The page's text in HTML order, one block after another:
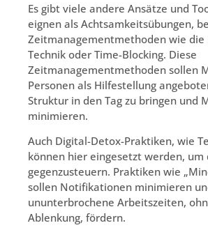
Es gibt viele andere Ansätze und
eignen als Achtsamkeitsübungen,
Zeitmanagementmethoden wie die
Technik oder Time-Blocking. Diese
Zeitmanagementmethoden sollen
Personen als Hilfestellung
Struktur in den Tag zu bringen und
minimieren.
Auch Digital-Detox-Praktiken, wie
können hier eingesetzt werden,
gegenzusteuern. Praktiken wie
sollen Notifikationen minimieren
ununterbrochene Arbeitszeiten,
Ablenkung, fördern.